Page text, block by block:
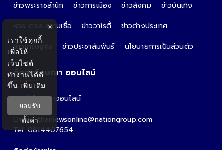
ข่าวพระราชสำนัก ข่าวการเมือง ข่าวสังคม
ข่าวบันเทิง
หวย ดวง ความเชื่อ
ข่าววาไรตี้
ข่าวต่างประเทศ
ข่าวเศรษฐกิจ
ข่าวประชาสัมพันธ์ นโยบายการเป็นส่วนตัว
ติดต่อโฆษณา ออนไลน์
ติดต่อโฆษณาออนไลน์
คุณอ้อ
Email : thainewsonline@nationgroup.com
Tel: 0814407654
×
เราใช้คุกกี้
เพื่อให้
เว็บไซต์
ทำงานได้ดี
ขึ้น เพิ่มเติม
ยอมรับ
ตั้งค่า